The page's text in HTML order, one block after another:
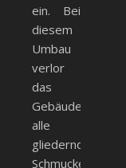
ein. Bei
diesem
Umbau
verlor
das
Gebäude
alle
gliedernden
Schmuckelemente.